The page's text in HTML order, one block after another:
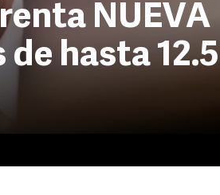
NUEVA
hasta 12.5